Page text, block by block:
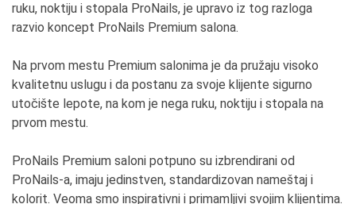
ruku, noktiju i stopala ProNails, je upravo iz tog razloga
razvio koncept ProNails Premium salona.
Na prvom mestu Premium salonima je da pružaju visoko
kvalitetnu uslugu i da postanu za svoje klijente sigurno
utočište lepote, na kom je nega ruku, noktiju i stopala na
prvom mestu.
ProNails Premium saloni potpuno su izbrendirani od
ProNails-a, imaju jedinstven, standardizovan nameštaj i
kolorit. Veoma smo inspirativni i primamljivi svojim klijentima.